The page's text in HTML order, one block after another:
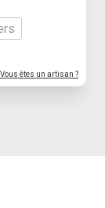
Vous êtes un artisan ?